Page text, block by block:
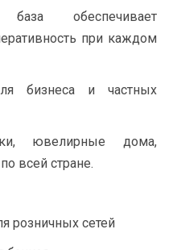
база обеспечивает
при каждом
бизнеса и частных
ювелирные дома,
всей стране.
розничных сетей